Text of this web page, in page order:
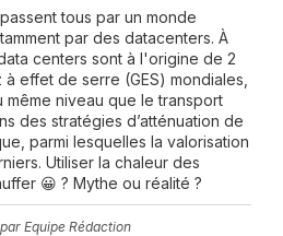
tous par un monde
par des datacenters. À
centers sont à l'origine de 2
effet de serre (GES) mondiales,
niveau que le transport
des stratégies d’atténuation de
parmi lesquelles la valorisation
Utiliser la chaleur des
😀 ? Mythe ou réalité ?
par Equipe Rédaction